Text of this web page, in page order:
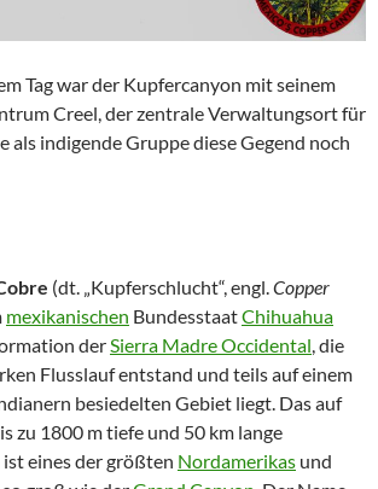
Tag war der Kupfercanyon mit seinem
Creel, der zentrale Verwaltungsort für
als indigende Gruppe diese Gegend noch
(dt. „Kupferschlucht“, engl. Copper
mexikanischen BundesstaatChihuahua
der Sierra Madre Occidental , die
Flusslauf entstand und teils auf einem
besiedelten Gebiet liegt. Das auf
zu 1800 m tiefe und 50 km lange
eines der größten Nordamerikas und